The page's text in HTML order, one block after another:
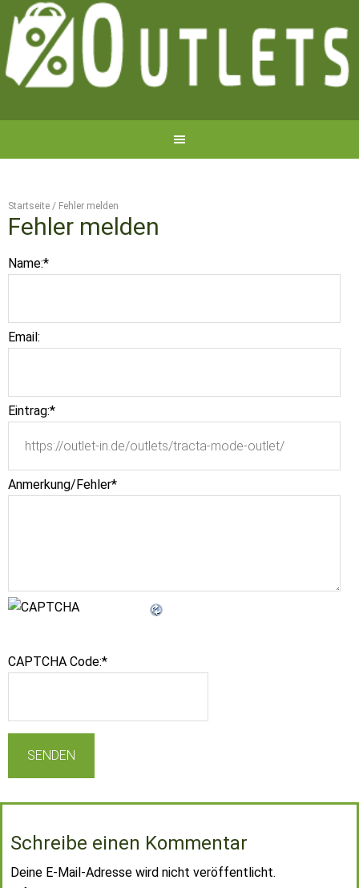
Startseite / Fehler melden
Fehler melden
Name:*
Email:
Eintrag:*
Anmerkung/Fehler*
CAPTCHA Code:*
Schreibe einen Kommentar
Deine E-Mail-Adresse wird nicht veröffentlicht.